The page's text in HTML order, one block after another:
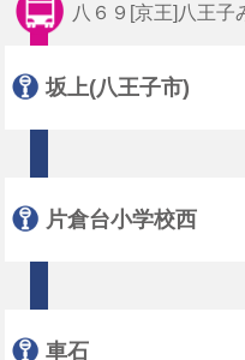
八６９[京王]八王子
坂上(八王子市)
片倉台小学校西
車石